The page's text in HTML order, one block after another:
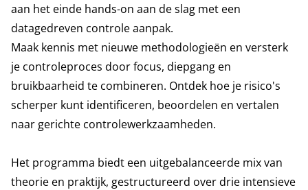
aan het einde hands-on aan de slag met een
datagedreven controle aanpak.
Maak kennis met nieuwe methodologieën en versterk
je controleproces door focus, diepgang en
bruikbaarheid te combineren. Ontdek hoe je risico's
scherper kunt identificeren, beoordelen en vertalen
naar gerichte controlewerkzaamheden.
Het programma biedt een uitgebalanceerde mix van
theorie en praktijk, gestructureerd over drie intensieve